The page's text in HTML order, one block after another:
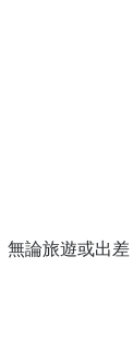
論旅遊或出